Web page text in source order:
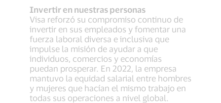
Invertir en nuestras personas
Visa reforzó su compromiso continuo de
invertir en sus empleados y fomentar una
fuerza laboral diversa e inclusiva que
impulse la misión de ayudar a que
individuos, comercios y economías
puedan prosperar. En 2022, la empresa
mantuvo la equidad salarial entre hombres
y mujeres que hacían el mismo trabajo en
todas sus operaciones a nivel global.